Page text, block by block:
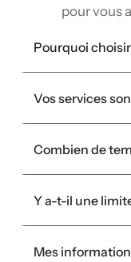
pour vous
Pourquoi
Vos services
Combien de
Y a-t-il une
Mes